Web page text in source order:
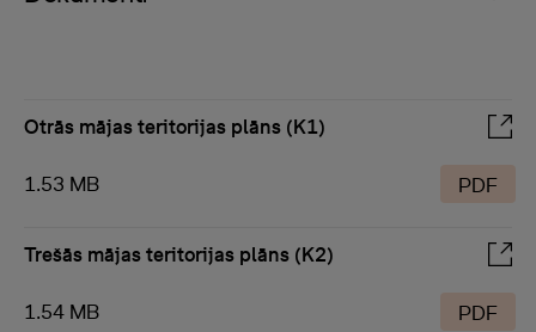
Otrās mājas teritorijas plāns (K1)
1.53 MB PDF
Trešās mājas teritorijas plāns (K2)
1.54 MB PDF